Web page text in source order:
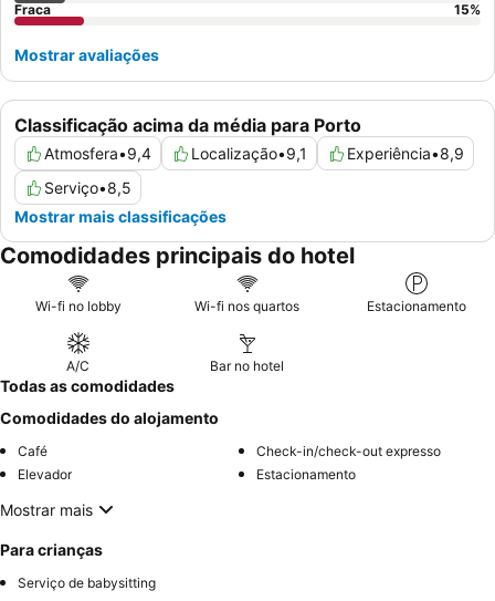
Classificação acima da média para Porto
Atmosfera•9,4 Localização•9,1 Experiência•8,9
Serviço•8,5
Mostrar mais classificações
Fraca
15%
Mostrar avaliações
Comodidades principais do hotel
Wi-fi no lobby Wi-fi nos quartos Estacionamento
A/C Bar no hotel
Todas as comodidades
Comodidades do alojamento
Café
Check-in/check-out expresso
Elevador
Estacionamento
Mostrar mais
Para crianças
Serviço de babysitting